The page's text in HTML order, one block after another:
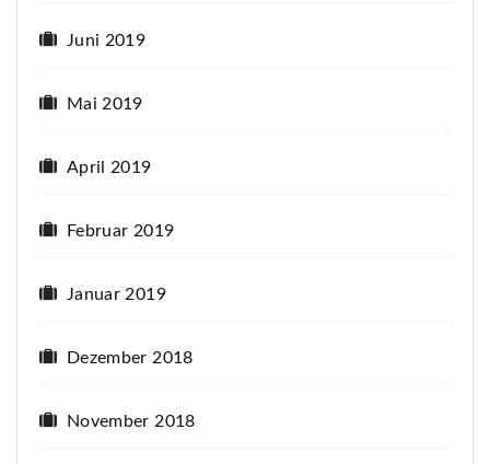
Juni 2019
Mai 2019
April 2019
Februar 2019
Januar 2019
Dezember 2018
November 2018